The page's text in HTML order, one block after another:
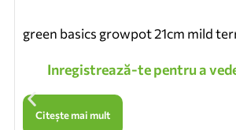
green basics growpot 21cm mild
Inregistrează-te pentru a
Citește mai mult